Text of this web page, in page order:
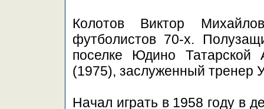
Колотов Виктор
футболистов 70-х.
поселке Юдино
(1975), заслуженный тренер
Начал играть в 1958 году в